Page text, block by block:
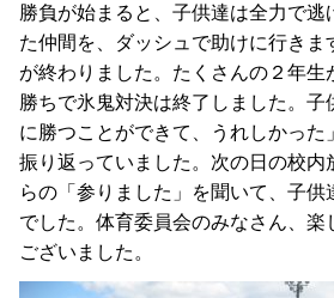
勝負が始まると、子供達は全力で逃
た仲間を、ダッシュで助けに行きま
が終わりました。たくさんの２年生
勝ちで氷鬼対決は終了しました。子
に勝つことができて、うれしかった
振り返っていました。次の日の校内
らの「参りました」を聞いて、子供
でした。体育委員会のみなさん、楽
ございました。